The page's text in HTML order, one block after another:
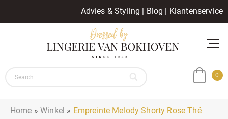
Advies & Styling | Blog | Klantenservice
0
Home »Winkel » Empreinte Melody Shorty Rose Thé